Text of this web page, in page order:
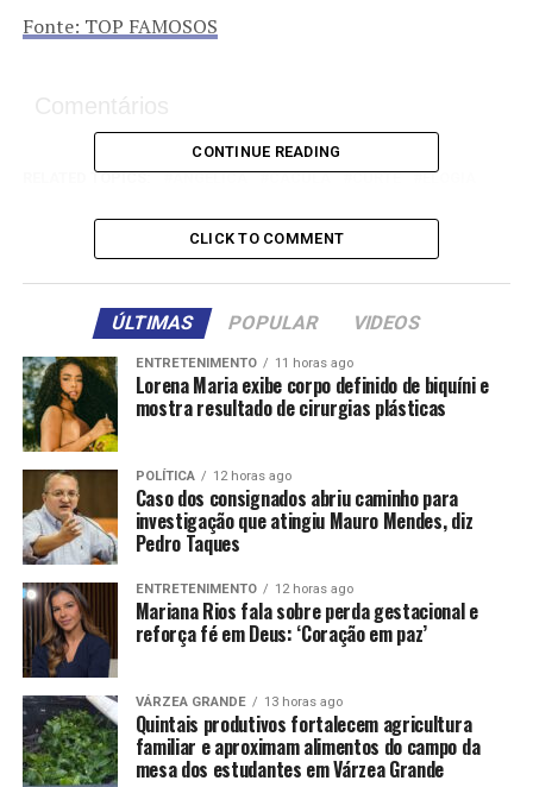
Fonte: TOP FAMOSOS
Comentários
RELATED TOPICS: ANGÉLICA CAÇULA CURTE
ELOGIA
Graciele Lacerda exibe cliques de último show do marido
com barrigão: ‘Clara’
DON'T MISS
Confira todos os detalhes do casamento de Larissa
Manoela e André: ‘Conto de fadas’
CONTINUE READING
CLICK TO COMMENT
ÚLTIMAS POPULAR VIDEOS
ENTRETENIMENTO 11 horas ago
Lorena Maria exibe corpo definido de biquíni e
mostra resultado de cirurgias plásticas
POLÍTICA 12 horas ago
Caso dos consignados abriu caminho para
investigação que atingiu Mauro Mendes, diz
Pedro Taques
ENTRETENIMENTO 12 horas ago
Mariana Rios fala sobre perda gestacional e
reforça fé em Deus: ‘Coração em paz’
VÁRZEA GRANDE 13 horas ago
Quintais produtivos fortalecem agricultura
familiar e aproximam alimentos do campo da
mesa dos estudantes em Várzea Grande